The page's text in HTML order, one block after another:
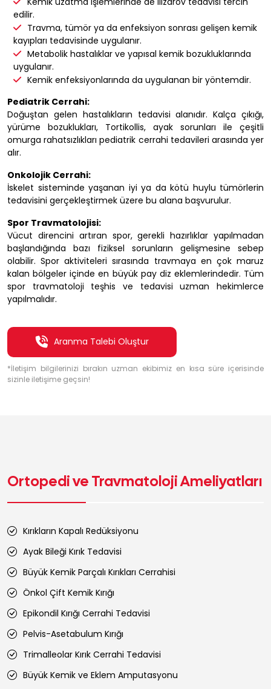
edilir.
Travma, tümör ya da enfeksiyon sonrası gelişen kemik
kayıpları tedavisinde uygulanır.
Metabolik hastalıklar ve yapısal kemik bozukluklarında
uygulanır.
Kemik enfeksiyonlarında da uygulanan bir yöntemdir.
Pediatrik Cerrahi:
Doğuştan gelen hastalıkların tedavisi alanıdır. Kalça çıkığı,
yürüme bozuklukları, Tortikollis, ayak sorunları ile çeşitli
omurga rahatsızlıkları pediatrik cerrahi tedavileri arasında yer
alır.
Onkolojik Cerrahi:
İskelet sisteminde yaşanan iyi ya da kötü huylu tümörlerin
tedavisini gerçekleştirmek üzere bu alana başvurulur.
Spor Travmatolojisi:
Vücut direncini artıran spor, gerekli hazırlıklar yapılmadan
başlandığında bazı fiziksel sorunların gelişmesine sebep
olabilir. Spor aktiviteleri sırasında travmaya en çok maruz
kalan bölgeler içinde en büyük pay diz eklemlerindedir. Tüm
spor travmatoloji teşhis ve tedavisi uzman hekimlerce
yapılmalıdır.
Aranma Talebi Oluştur
*İletişim bilgilerinizi bırakın uzman ekibimiz en kısa süre içerisinde
sizinle iletişime geçsin!
Ortopedi ve Travmatoloji Ameliyatları
Kırıkların Kapalı Redüksiyonu
Ayak Bileği Kırık Tedavisi
Büyük Kemik Parçalı Kırıkları Cerrahisi
Önkol Çift Kemik Kırığı
Epikondil Kırığı Cerrahi Tedavisi
Pelvis-Asetabulum Kırığı
Trimalleolar Kırık Cerrahi Tedavisi
Büyük Kemik ve Eklem Amputasyonu